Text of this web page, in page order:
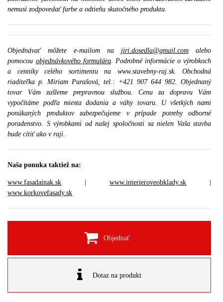
nemusí zodpovedať farbe a odtieňu skutočného produktu.
Objednávať môžete e-mailom na jiri.dosedla@gmail.comalebo
pomocou objednávkového formulára. Podrobné informácie o výrobkoch
a cenníky celého sortimentu na www.stavebny-raj.sk. Obchodná
riaditeľka p. Miriam Purašová, tel.: +421 907 644 982. Objednaný
tovar Vám zašleme prepravnou službou. Cenu za dopravu Vám
vypočítáme podľa miesta dodania a váhy tovaru. U všetkých nami
ponúkaných produktov zabezpečujeme v prípade potreby odborné
poradenstvo. S výrobkami od našej spoločnosti sa nielen Vaša stavba
bude cítiť ako v raji.
Naša ponuka taktiež na:
www.fasadainak.sk |www.interieroveobklady.sk
www.korkovefasady.sk
Objednať
Dotaz na produkt